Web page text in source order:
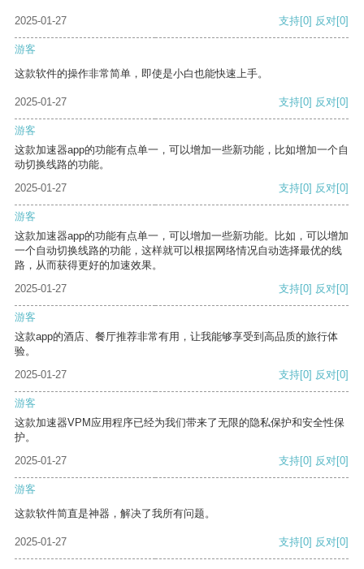
2025-01-27 支持[0] 反对[0]
游客
这款软件的操作非常简单，即使是小白也能快速上手。
2025-01-27 支持[0] 反对[0]
游客
这款加速器app的功能有点单一，可以增加一些新功能，比如增加一个自
动切换线路的功能。
2025-01-27
支持[0] 反对[0]
游客
这款加速器app的功能有点单一，可以增加一些新功能。比如，可以增加
一个自动切换线路的功能，这样就可以根据网络情况自动选择最优的线
路，从而获得更好的加速效果。
2025-01-27
支持[0] 反对[0]
游客
这款app的酒店、餐厅推荐非常有用，让我能够享受到高品质的旅行体
验。
2025-01-27
支持[0] 反对[0]
游客
这款加速器VPM应用程序已经为我们带来了无限的隐私保护和安全性保
护。
2025-01-27
支持[0] 反对[0]
游客
这款软件简直是神器，解决了我所有问题。
2025-01-27 支持[0] 反对[0]